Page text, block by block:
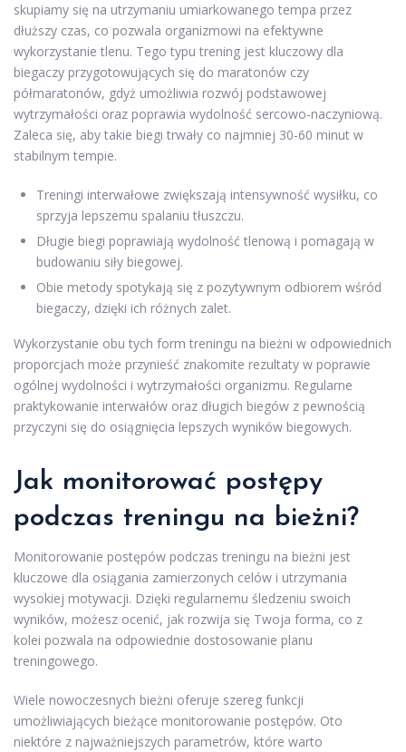
skupiamy się na utrzymaniu umiarkowanego tempa przez
dłuższy czas, co pozwala organizmowi na efektywne
wykorzystanie tlenu. Tego typu trening jest kluczowy dla
biegaczy przygotowujących się do maratonów czy
półmaratonów, gdyż umożliwia rozwój podstawowej
wytrzymałości oraz poprawia wydolność sercowo-naczyniową.
Zaleca się, aby takie biegi trwały co najmniej 30-60 minut w
stabilnym tempie.
Treningi interwałowe zwiększają intensywność wysiłku, co
sprzyja lepszemu spalaniu tłuszczu.
Długie biegi poprawiają wydolność tlenową i pomagają w
budowaniu siły biegowej.
Obie metody spotykają się z pozytywnym odbiorem wśród
biegaczy, dzięki ich różnych zalet.
Wykorzystanie obu tych form treningu na bieżni w odpowiednich
proporcjach może przynieść znakomite rezultaty w poprawie
ogólnej wydolności i wytrzymałości organizmu. Regularne
praktykowanie interwałów oraz długich biegów z pewnością
przyczyni się do osiągnięcia lepszych wyników biegowych.
Jak monitorować postępy
podczas treningu na bieżni?
Monitorowanie postępów podczas treningu na bieżni jest
kluczowe dla osiągania zamierzonych celów i utrzymania
wysokiej motywacji. Dzięki regularnemu śledzeniu swoich
wyników, możesz ocenić, jak rozwija się Twoja forma, co z
kolei pozwala na odpowiednie dostosowanie planu
treningowego.
Wiele nowoczesnych bieżni oferuje szereg funkcji
umożliwiających bieżące monitorowanie postępów. Oto
niektóre z najważniejszych parametrów, które warto